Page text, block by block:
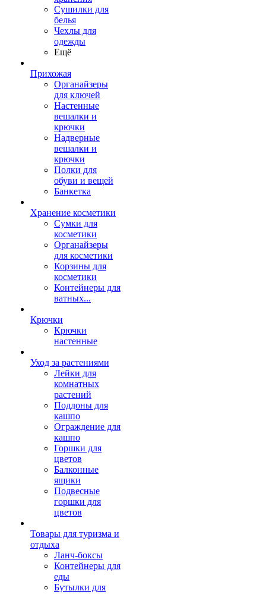
Сушилки для
белья
Чехлы для
одежды
Ещё
Прихожая
Органайзеры
для ключей
Настенные
вешалки и
крючки
Надверные
вешалки и
крючки
Полки для
обуви и вещей
Банкетка
Хранение косметики
Сумки для
косметики
Органайзеры
для косметики
Корзины для
косметики
Контейнеры для
ватных...
Крючки
Крючки
настенные
Уход за растениями
Лейки для
комнатных
растений
Поддоны для
кашпо
Ограждение для
кашпо
Горшки для
цветов
Балконные
ящики
Подвесные
горшки для
цветов
Товары для туризма и
отдыха
Ланч-боксы
Контейнеры для
еды
Бутылки для